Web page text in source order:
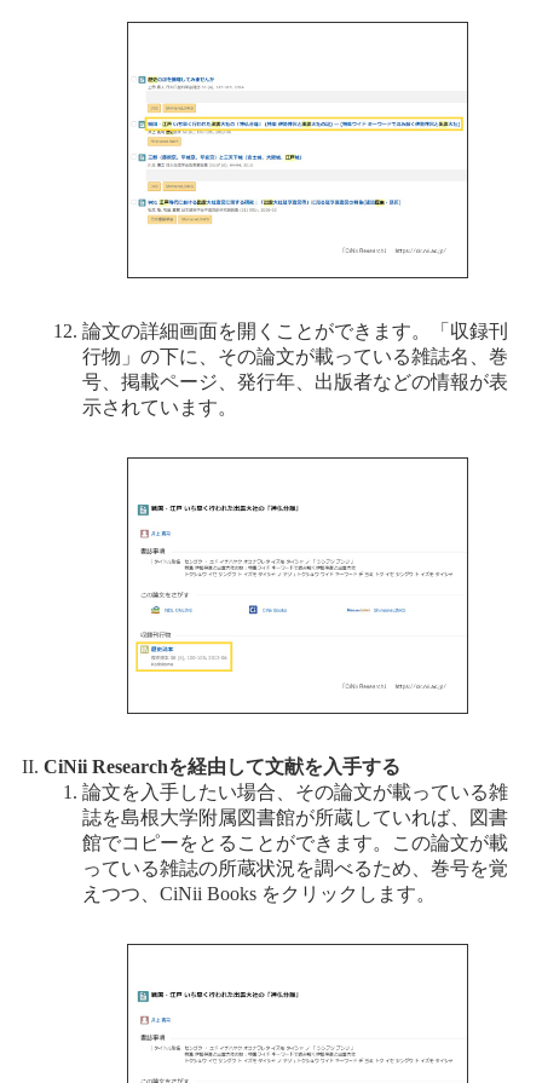
論文の詳細画面を開くことができます。「収録刊
行物」の下に、その論文が載っている雑誌名、巻
号、掲載ページ、発行年、出版者などの情報が表
示されています。
CiNii Researchを経由して文献を入手する
論文を入手したい場合、その論文が載っている雑
誌を島根大学附属図書館が所蔵していれば、図書
館でコピーをとることができます。この論文が載
っている雑誌の所蔵状況を調べるため、巻号を覚
えつつ、CiNii Books をクリックします。